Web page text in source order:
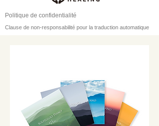
Politique de confidentialité
Clause de non-responsabilité pour la traduction automatique